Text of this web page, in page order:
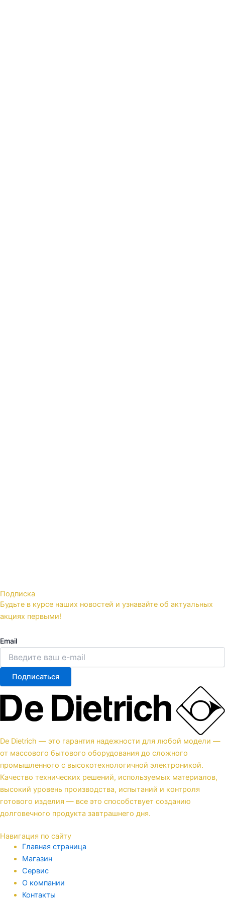
Подписка
Будьте в курсе наших новостей и узнавайте об актуальных
акциях первыми!
Email
Подписаться
De Dietrich — это гарантия надежности для любой модели —
от массового бытового оборудования до сложного
промышленного с высокотехнологичной электроникой.
Качество технических решений, используемых материалов,
высокий уровень производства, испытаний и контроля
готового изделия — все это способствует созданию
долговечного продукта завтрашнего дня.
Навигация по сайту
Главная страница
Магазин
Сервис
О компании
Контакты